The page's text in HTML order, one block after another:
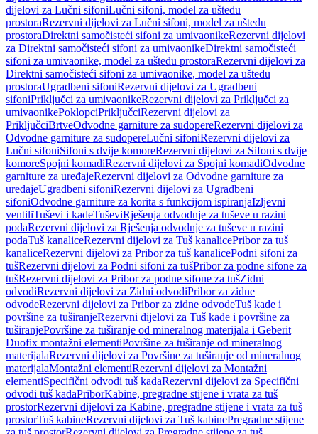
dijelovi za Lučni sifoniLučni sifoni, model za uštedu
prostoraRezervni dijelovi za Lučni sifoni, model za uštedu
prostoraDirektni samočisteći sifoni za umivaonikeRezervni dijelovi
za Direktni samočisteći sifoni za umivaonikeDirektni samočisteći
sifoni za umivaonike, model za uštedu prostoraRezervni dijelovi za
Direktni samočisteći sifoni za umivaonike, model za uštedu
prostoraUgradbeni sifoniRezervni dijelovi za Ugradbeni
sifoniPriključci za umivaonikeRezervni dijelovi za Priključci za
umivaonikePoklopciPriključciRezervni dijelovi za
PriključciBrtveOdvodne garniture za sudopereRezervni dijelovi za
Odvodne garniture za sudopereLučni sifoniRezervni dijelovi za
Lučni sifoniSifoni s dvije komoreRezervni dijelovi za Sifoni s dvije
komoreSpojni komadiRezervni dijelovi za Spojni komadiOdvodne
garniture za uređajeRezervni dijelovi za Odvodne garniture za
uređajeUgradbeni sifoniRezervni dijelovi za Ugradbeni
sifoniOdvodne garniture za korita s funkcijom ispiranjaIzljevni
ventiliTuševi i kadeTuševiRješenja odvodnje za tuševe u razini
podaRezervni dijelovi za Rješenja odvodnje za tuševe u razini
podaTuš kanaliceRezervni dijelovi za Tuš kanalicePribor za tuš
kanaliceRezervni dijelovi za Pribor za tuš kanalicePodni sifoni za
tušRezervni dijelovi za Podni sifoni za tušPribor za podne sifone za
tušRezervni dijelovi za Pribor za podne sifone za tušZidni
odvodiRezervni dijelovi za Zidni odvodiPribor za zidne
odvodeRezervni dijelovi za Pribor za zidne odvodeTuš kade i
površine za tuširanjeRezervni dijelovi za Tuš kade i površine za
tuširanjePovršine za tuširanje od mineralnog materijala i Geberit
Duofix montažni elementiPovršine za tuširanje od mineralnog
materijalaRezervni dijelovi za Površine za tuširanje od mineralnog
materijalaMontažni elementiRezervni dijelovi za Montažni
elementiSpecifični odvodi tuš kadaRezervni dijelovi za Specifični
odvodi tuš kadaPriborKabine, pregradne stijene i vrata za tuš
prostorRezervni dijelovi za Kabine, pregradne stijene i vrata za tuš
prostorTuš kabineRezervni dijelovi za Tuš kabinePregradne stijene